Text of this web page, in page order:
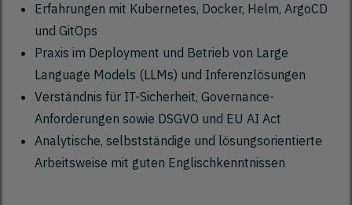
Erfahrungen mit Kubernetes, Docker, Helm, ArgoCD
und GitOps
Praxis im Deployment und Betrieb von Large
Language Models (LLMs) und Inferenzlösungen
Verständnis für IT-Sicherheit, Governance-
Anforderungen sowie DSGVO und EU AI Act
Analytische, selbstständige und lösungsorientierte
Arbeitsweise mit guten Englischkenntnissen